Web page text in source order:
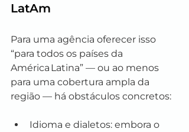
LatAm
Para uma agência oferecer isso
“para todos os países da
América Latina” — ou ao menos
para uma cobertura ampla da
região — há obstáculos concretos:
Idioma e dialetos: embora o